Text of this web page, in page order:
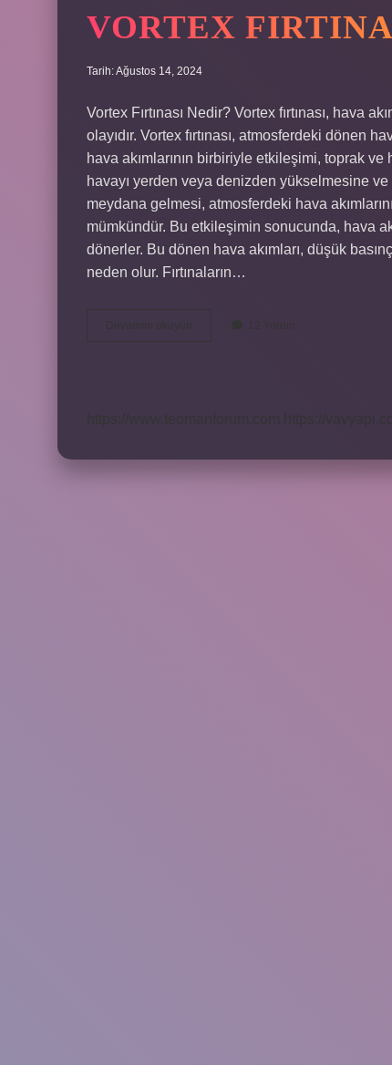
VORTEX
Tarih: Ağustos 14, 2024
Vortex Fırtınası Nedir? Vortex fırtınası, hava
olayıdır. Vortex fırtınası, atmosferdeki dönen
hava akımlarının birbiriyle etkileşimi, toprak
havayı yerden veya denizden yükselmesine ve
meydana gelmesi, atmosferdeki hava
mümkündür. Bu etkileşimin sonucunda, hava
dönerler. Bu dönen hava akımları, düşük
neden olur. Fırtınaların…